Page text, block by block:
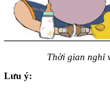
Thời gian nghỉ
Lưu ý: